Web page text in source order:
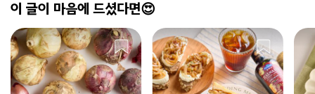
이 글이 마음에 드셨다면😍